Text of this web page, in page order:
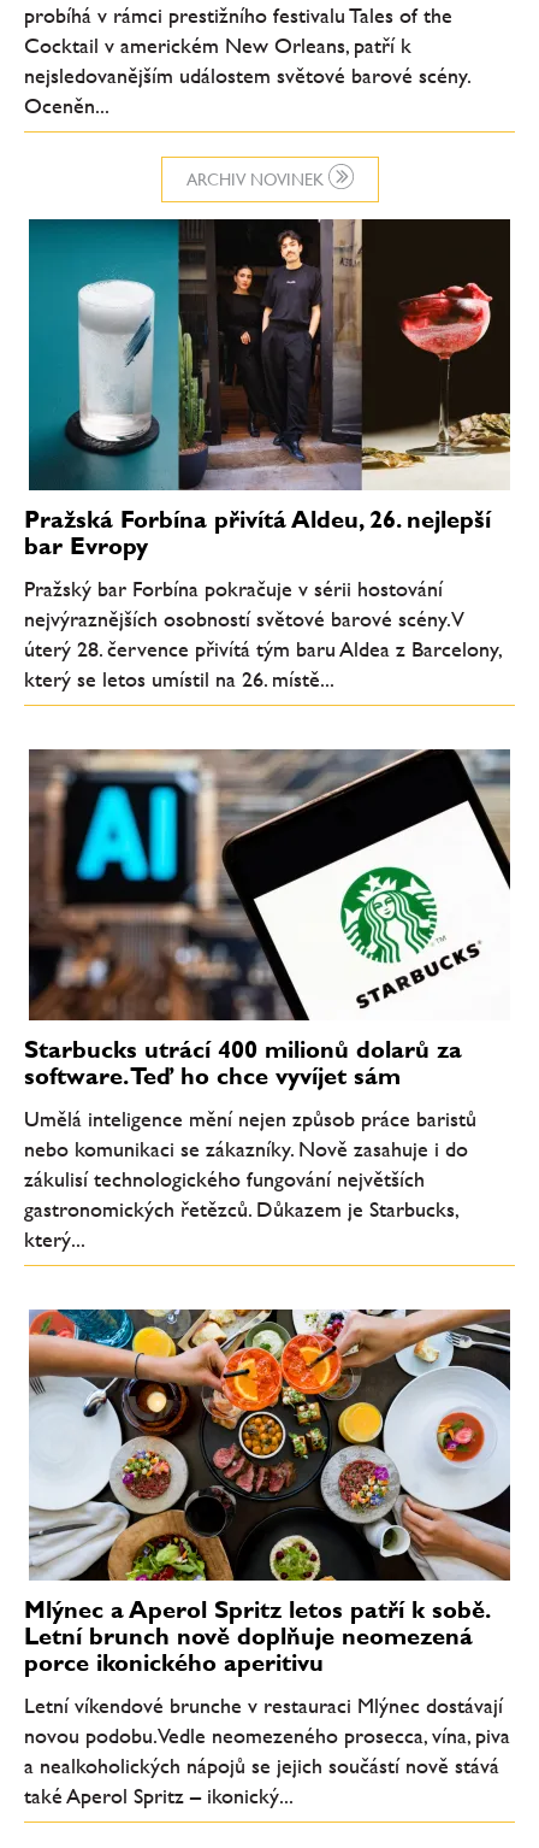
ARCHIV NOVINEK
probíhá v rámci prestižního festivalu Tales of the
Cocktail v americkém New Orleans, patří k
nejsledovanějším událostem světové barové scény.
Oceněn...
Pražská Forbína přivítá Aldeu, 26. nejlepší
bar Evropy
Pražský bar Forbína pokračuje v sérii hostování
nejvýraznějších osobností světové barové scény. V
úterý 28. července přivítá tým baru Aldea z Barcelony,
který se letos umístil na 26. místě...
Starbucks utrácí 400 milionů dolarů za
software. Teď ho chce vyvíjet sám
Umělá inteligence mění nejen způsob práce baristů
nebo komunikaci se zákazníky. Nově zasahuje i do
zákulisí technologického fungování největších
gastronomických řetězců. Důkazem je Starbucks,
který...
Mlýnec a Aperol Spritz letos patří k sobě.
Letní brunch nově doplňuje neomezená
porce ikonického aperitivu
Letní víkendové brunche v restauraci Mlýnec dostávají
novou podobu. Vedle neomezeného prosecca, vína, piva
a nealkoholických nápojů se jejich součástí nově stává
také Aperol Spritz – ikonický...